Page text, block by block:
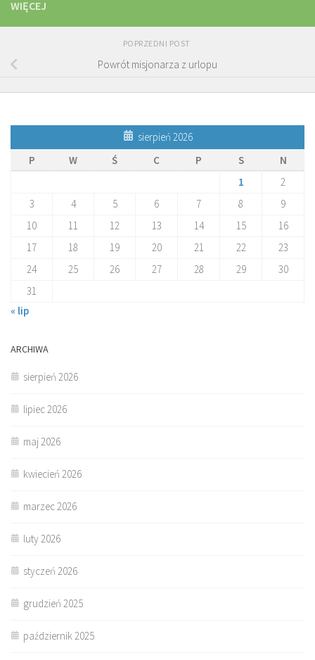
WIĘCEJ
POPRZEDNI POST
Powrót misjonarza z urlopu
sierpień 2026
P
W Ś C P S
N
1
2
3
4 5 6 7 8
9
10
11 12 13 14 15
16
17
18 19 20 21 22
23
24
25 26 27 28 29
30
31
« lip
ARCHIWA
sierpień 2026
lipiec 2026
maj 2026
kwiecień 2026
marzec 2026
luty 2026
styczeń 2026
grudzień 2025
październik 2025